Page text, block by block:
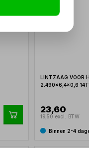
LINTZAAG VOOR
2.490x6,4x0,6 14T
23,60
19,50 excl. BTW
Binnen 2-4